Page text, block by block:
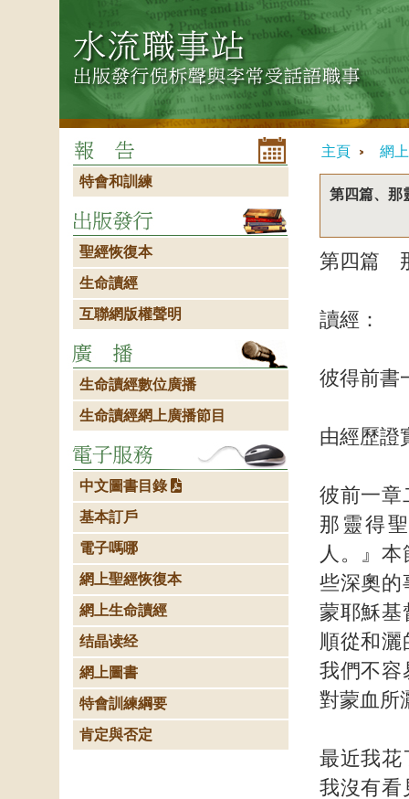
主頁 網
第四篇、那
第四篇
讀經：
彼得前書
由經歷證
彼前一章
那靈得
人。』
些深奧的
蒙耶穌基
順從和灑
我們不容
對蒙血所
最近我花
我沒有看
特會和訓練
聖經恢復本
生命讀經
互聯網版權聲明
生命讀經數位廣播
生命讀經網上廣播節目
中文圖書目錄
基本訂戶
電子嗎哪
網上聖經恢復本
網上生命讀經
结晶读经
網上圖書
特會訓練綱要
肯定與否定